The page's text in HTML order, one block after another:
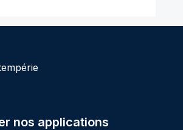
nos applications